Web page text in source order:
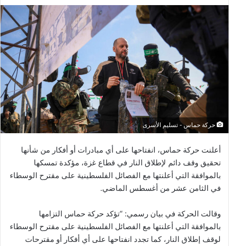
حركة حماس - تسليم الأسرى
أعلنت حركة حماس، انفتاحها على أي مبادرات أو أفكار من شأنها
تحقيق وقف دائم لإطلاق النار في قطاع غزة، مؤكدة تمسكها
بالموافقة التي أعلنتها مع الفصائل الفلسطينية على مقترح الوسطاء
في الثامن عشر من أغسطس الماضي.
وقالت الحركة في بيان رسمي: “تؤكد حركة حماس التزامها
بالموافقة التي أعلنتها مع الفصائل الفلسطينية على مقترح الوسطاء
لوقف إطلاق النار، كما تجدد انفتاحها على أي أفكار أو مقترحات